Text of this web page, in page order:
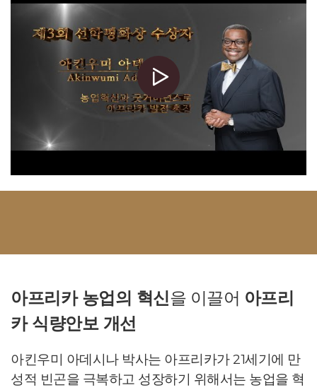
아프리카 농업의 혁신을 이끌어 아프리
카 식량안보 개선
아킨우미 아데시나 박사는 아프리카가 21세기에 만
성적 빈곤을 극복하고 성장하기 위해서는 농업을 혁